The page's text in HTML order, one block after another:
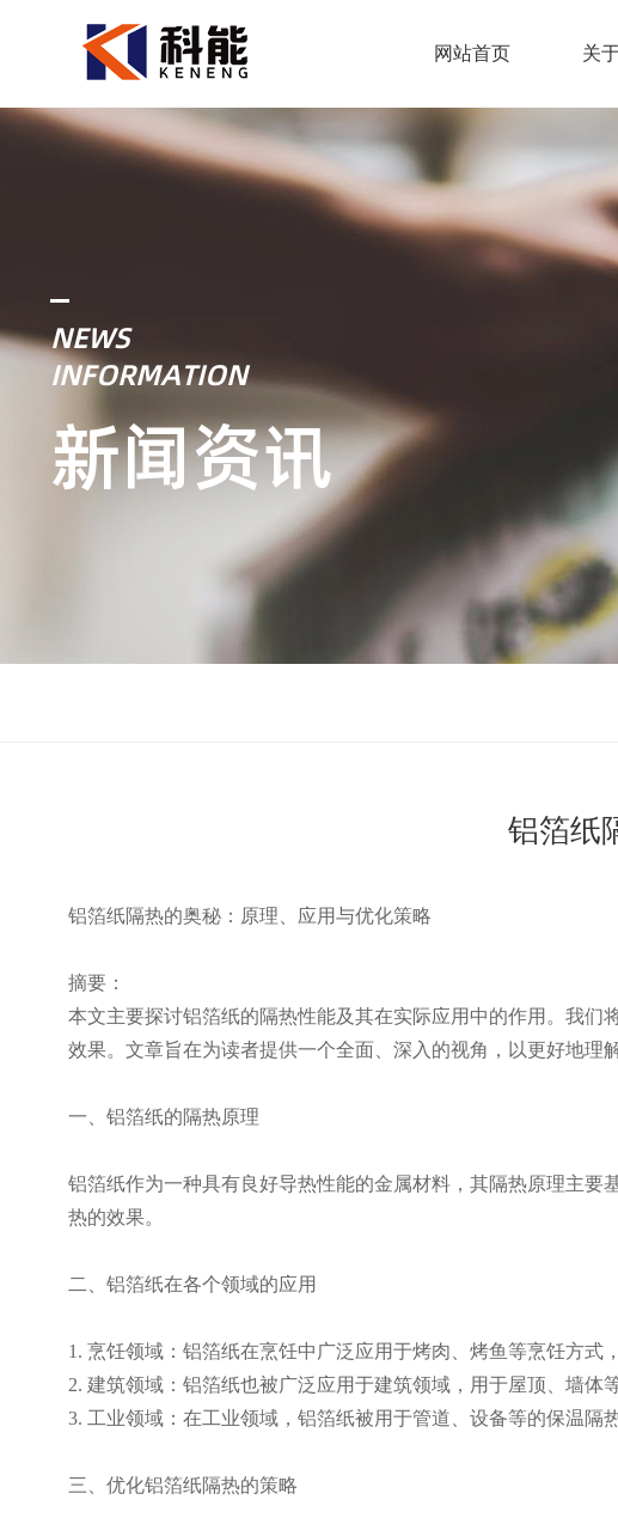
网站首页 关
NEWS
INFORMATION
新闻资讯
铝箔纸
铝箔纸隔热的奥秘：原理、应用与优化策略
摘要：
本文主要探讨铝箔纸的隔热性能及其在实际应用中的作用。我
效果。文章旨在为读者提供一个全面、深入的视角，以更好地理
一、铝箔纸的隔热原理
铝箔纸作为一种具有良好导热性能的金属材料，其隔热原理主
热的效果。
二、铝箔纸在各个领域的应用
1. 烹饪领域：铝箔纸在烹饪中广泛应用于烤肉、烤鱼等烹饪方式
2. 建筑领域：铝箔纸也被广泛应用于建筑领域，用于屋顶、墙体
3. 工业领域：在工业领域，铝箔纸被用于管道、设备等的保温隔
三、优化铝箔纸隔热的策略